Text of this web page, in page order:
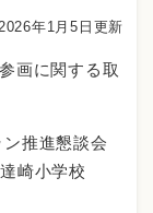
年1月5日更新
画に関する取
推進懇談会
崎小学校